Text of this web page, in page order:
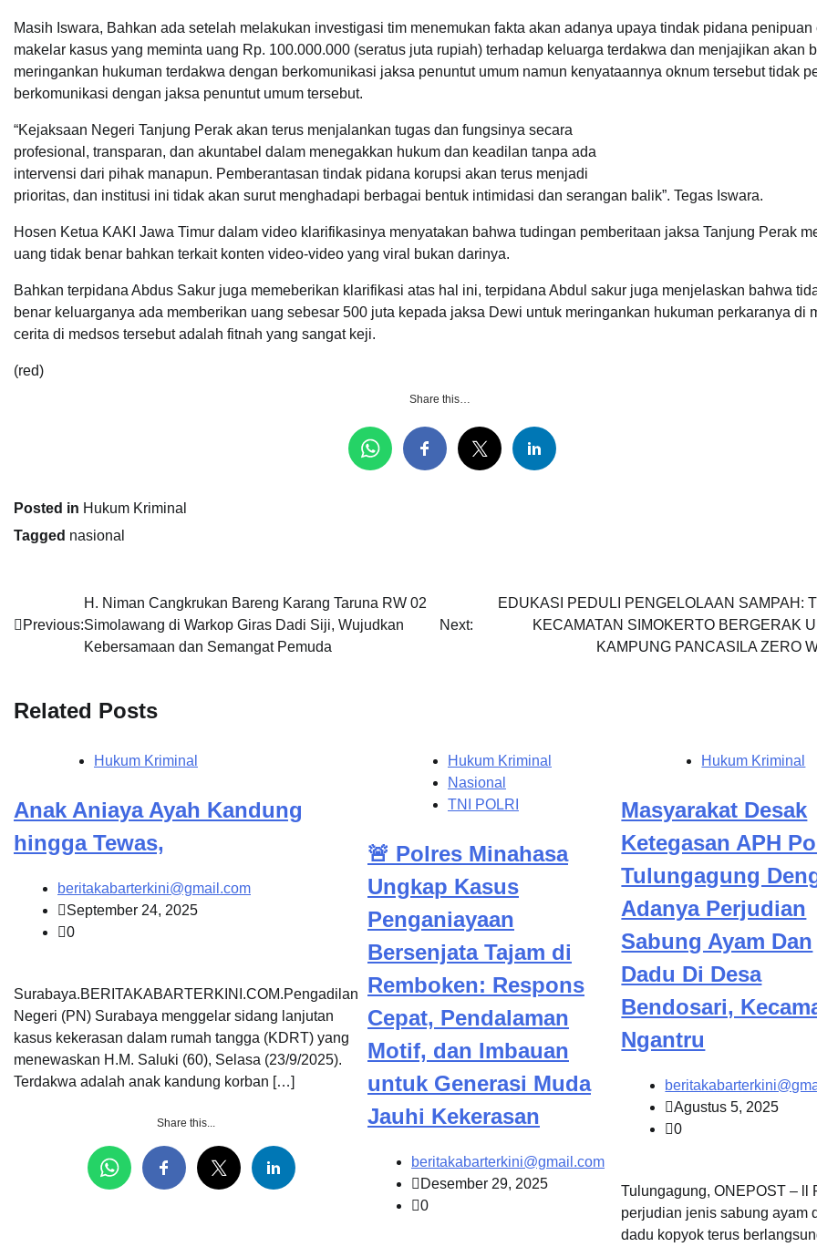
Masih Iswara, Bahkan ada setelah melakukan investigasi tim menemukan fakta akan adanya upaya tindak pidana penipuan
makelar kasus yang meminta uang Rp. 100.000.000 (seratus juta rupiah) terhadap keluarga terdakwa dan menjajikan akan
meringankan hukuman terdakwa dengan berkomunikasi jaksa penuntut umum namun kenyataannya oknum tersebut tidak
berkomunikasi dengan jaksa penuntut umum tersebut.
“Kejaksaan Negeri Tanjung Perak akan terus menjalankan tugas dan fungsinya secara
profesional, transparan, dan akuntabel dalam menegakkan hukum dan keadilan tanpa ada
intervensi dari pihak manapun. Pemberantasan tindak pidana korupsi akan terus menjadi
prioritas, dan institusi ini tidak akan surut menghadapi berbagai bentuk intimidasi dan serangan balik”. Tegas Iswara.
Hosen Ketua KAKI Jawa Timur dalam video klarifikasinya menyatakan bahwa tudingan pemberitaan jaksa Tanjung Perak
uang tidak benar bahkan terkait konten video-video yang viral bukan darinya.
Bahkan terpidana Abdus Sakur juga memeberikan klarifikasi atas hal ini, terpidana Abdul sakur juga menjelaskan bahwa
benar keluarganya ada memberikan uang sebesar 500 juta kepada jaksa Dewi untuk meringankan hukuman perkaranya di
cerita di medsos tersebut adalah fitnah yang sangat keji.
(red)
Share this…
Posted in Hukum Kriminal
Tagged nasional
Navigasi
Previous:
H. Niman Cangkrukan Bareng Karang Taruna RW 02
Simolawang di Warkop Giras Dadi Siji, Wujudkan
Kebersamaan dan Semangat Pemuda
Next:
EDUKASI PEDULI PENGELOLAAN SAMPAH:
KECAMATAN SIMOKERTO BERGERAK
KAMPUNG PANCASILA ZERO
Related Posts
Hukum Kriminal
Anak Aniaya Ayah Kandung
hingga Tewas,
beritakabarterkini@gmail.com
September 24, 2025
0
Surabaya.BERITAKABARTERKINI.COM.Pengadilan
Negeri (PN) Surabaya menggelar sidang lanjutan
kasus kekerasan dalam rumah tangga (KDRT) yang
menewaskan H.M. Saluki (60), Selasa (23/9/2025).
Terdakwa adalah anak kandung korban […]
Share this...
Hukum Kriminal
Nasional
TNI POLRI
🚨 Polres Minahasa
Ungkap Kasus
Penganiayaan
Bersenjata Tajam di
Remboken: Respons
Cepat, Pendalaman
Motif, dan Imbauan
untuk Generasi Muda
Jauhi Kekerasan
beritakabarterkini@gmail.com
Desember 29, 2025
0
Hukum Kriminal
Masyarakat Desak
Ketegasan APH
Tulungagung
Adanya Perjudian
Sabung Ayam Dan
Dadu Di Desa
Bendosari,
Ngantru
Agustus 5, 2025
0
Tulungagung, ONEPOST – ll
perjudian jenis sabung ayam
dadu kopyok terus